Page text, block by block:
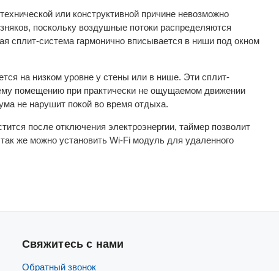
или конструктивной причине невозможно
поскольку воздушные потоки распределяются
сплит-система гармонично вписывается в ниши под окном
на низком уровне у стены или в нише. Эти сплит-
помещению при практически не ощущаемом движении
не нарушит покой во время отдыха.
после отключения электроэнергии, таймер позволит
же можно установить Wi-Fi модуль для удаленного
Свяжитесь с нами
Обратный звонок